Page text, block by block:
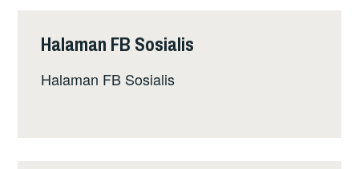
Halaman FB Sosialis
Halaman FB Sosialis